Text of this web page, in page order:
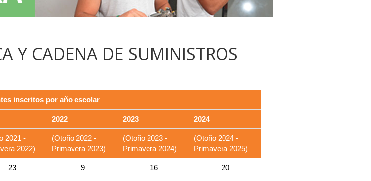
Y CADENA DE SUMINISTROS
inscritos por año escolar
2022 2023 2024
2021 -
2022)
(Otoño 2022 -
Primavera 2023)
(Otoño 2023 -
Primavera 2024)
(Otoño 2024 -
Primavera 2025)
23 9 16 20